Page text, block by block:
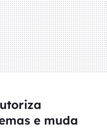
e muda